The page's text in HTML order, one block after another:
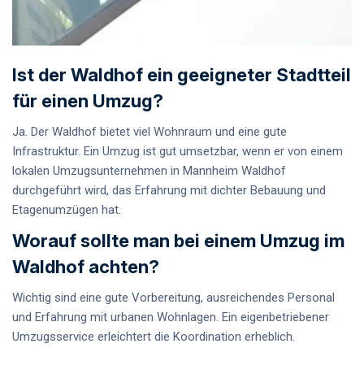
Ist der Waldhof ein geeigneter Stadtteil
für einen Umzug?
Ja. Der Waldhof bietet viel Wohnraum und eine gute
Infrastruktur. Ein Umzug ist gut umsetzbar, wenn er von einem
lokalen Umzugsunternehmen in Mannheim Waldhof
durchgeführt wird, das Erfahrung mit dichter Bebauung und
Etagenumzügen hat.
Worauf sollte man bei einem Umzug im
Waldhof achten?
Wichtig sind eine gute Vorbereitung, ausreichendes Personal
und Erfahrung mit urbanen Wohnlagen. Ein eigenbetriebener
Umzugsservice erleichtert die Koordination erheblich.